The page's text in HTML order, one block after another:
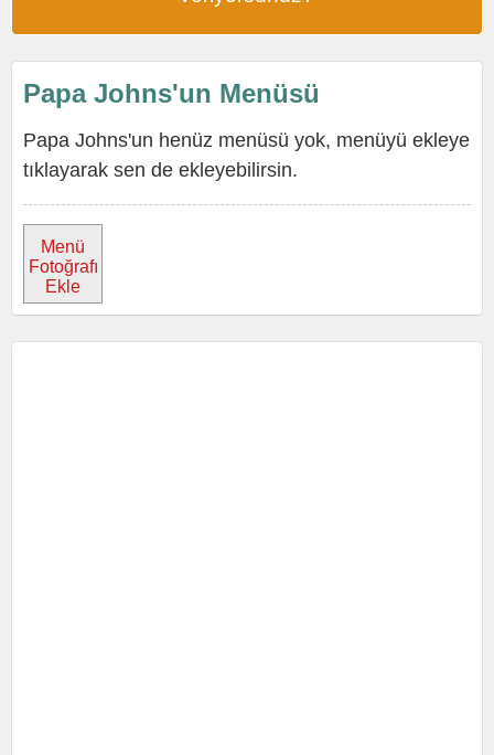
Papa Johns'un Menüsü
Papa Johns'un henüz menüsü yok, menüyü ekleye
tıklayarak sen de ekleyebilirsin.
Menü
Fotoğrafı
Ekle